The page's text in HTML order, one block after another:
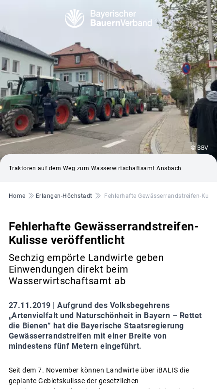
© BBV
Traktoren auf dem Weg zum Wasserwirtschaftsamt Ansbach
Pfadnavigation
Home Erlangen-Höchstadt Fehlerhafte Gewässerrandstreifen-
Fehlerhafte Gewässerrandstreifen-
Kulisse veröffentlicht
Sechzig empörte Landwirte geben
Einwendungen direkt beim
Wasserwirtschaftsamt ab
27.11.2019 | Aufgrund des Volksbegehrens
„Artenvielfalt und Naturschönheit in Bayern – Rettet
die Bienen“ hat die Bayerische Staatsregierung
Gewässerrandstreifen mit einer Breite von
mindestens fünf Metern eingeführt.
Seit dem 7. November können Landwirte über iBALIS die
geplante Gebietskulisse der gesetzlichen